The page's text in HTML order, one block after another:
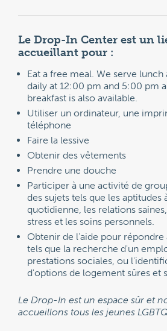
Le Drop-In Center est un
accueillant pour :
Eat a free meal. We serve lunch
daily at 12:00 pm and 5:00 pm
breakfast is also available.
Utiliser un ordinateur, une
téléphone
Faire la lessive
Obtenir des vêtements
Prendre une douche
Participer à une activité de
des sujets tels que les aptitudes
quotidienne, les relations
stress et les soins personnels.
Obtenir de l'aide pour répondre
tels que la recherche d'un
prestations sociales, ou
d'options de logement sûres et
Le Drop-In est un espace sûr et
accueillons tous les jeunes